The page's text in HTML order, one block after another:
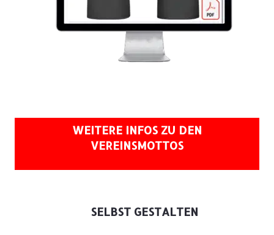
WEITERE INFOS ZU DEN
VEREINSMOTTOS
SELBST GESTALTEN